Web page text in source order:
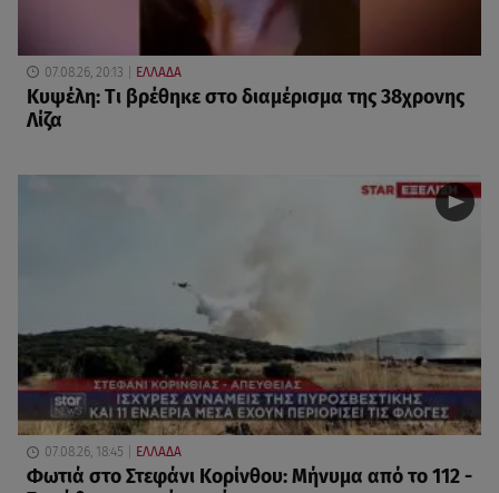
07.08.26, 20:13 ΕΛΛΑΔΑ
Κυψέλη: Tι βρέθηκε στο διαμέρισμα της 38χρονης
Λίζα
07.08.26, 18:45 ΕΛΛΑΔΑ
Φωτιά στο Στεφάνι Κορίνθου: Μήνυμα από το 112 -